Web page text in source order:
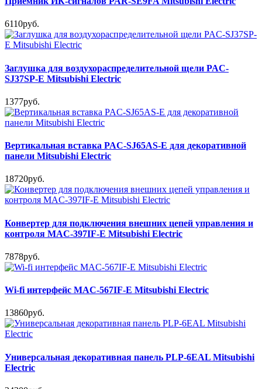
6110руб.
Заглушка для воздухораспределительной щели PAC-
SJ37SP-E Mitsubishi Electric
1377руб.
Вертикальная вставка PAC-SJ65AS-E для декоративной
панели Mitsubishi Electric
18720руб.
Конвертер для подключения внешних цепей управления и
контроля MAC-397IF-E Mitsubishi Electric
7878руб.
Wi-fi интерфейс MAC-567IF-E Mitsubishi Electric
13860руб.
Универсальная декоративная панель PLP-6EAL Mitsubishi
Electric